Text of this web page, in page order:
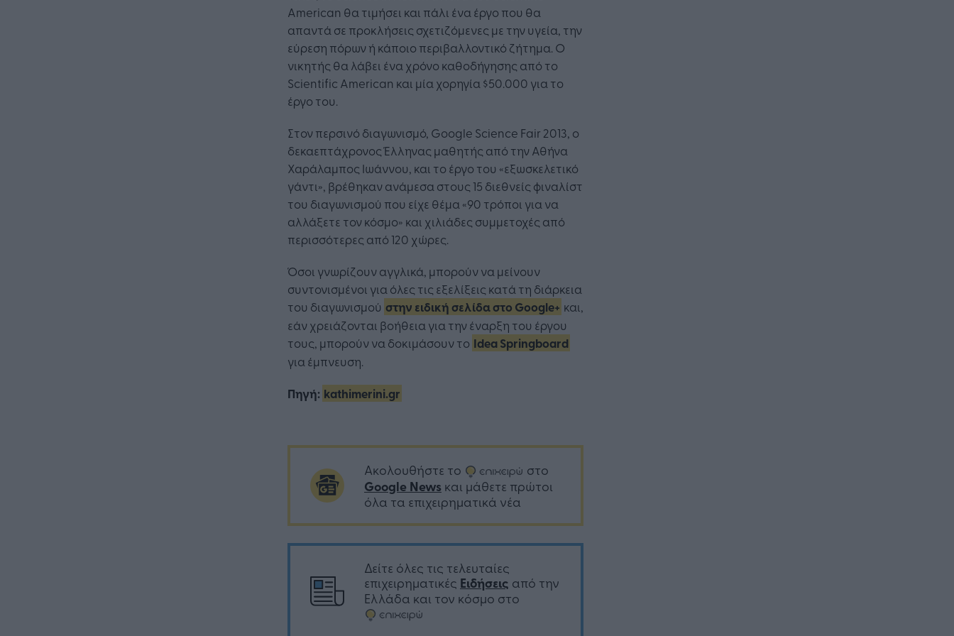
American θα τιμήσει και πάλι ένα έργο που θα
απαντά σε προκλήσεις σχετιζόμενες με την υγεία, την
εύρεση πόρων ή κάποιο περιβαλλοντικό ζήτημα. Ο
νικητής θα λάβει ένα χρόνο καθοδήγησης από το
Scientific American και μία χορηγία $50.000 για το
έργο του.
Στον περσινό διαγωνισμό, Google Science Fair 2013, ο
δεκαεπτάχρονος Έλληνας μαθητής από την Αθήνα
Χαράλαμπος Ιωάννου, και το έργο του «εξωσκελετικό
γάντι», βρέθηκαν ανάμεσα στους 15 διεθνείς φιναλίστ
του διαγωνισμού που είχε θέμα «90 τρόποι για να
αλλάξετε τον κόσμο» και χιλιάδες συμμετοχές από
περισσότερες από 120 χώρες.
Όσοι γνωρίζουν αγγλικά, μπορούν να μείνουν
συντονισμένοι για όλες τις εξελίξεις κατά τη διάρκεια
του διαγωνισμού στην ειδική σελίδα στο Google+ και,
εάν χρειάζονται βοήθεια για την έναρξη του έργου
τους, μπορούν να δοκιμάσουν το Idea Springboard
για έμπνευση.
Πηγή: kathimerini.gr
Ακολουθήστε το στο
Google News και μάθετε πρώτοι
όλα τα επιχειρηματικά νέα
Δείτε όλες τις τελευταίες
επιχειρηματικές Ειδήσεις από την
Ελλάδα και τον κόσμο στο